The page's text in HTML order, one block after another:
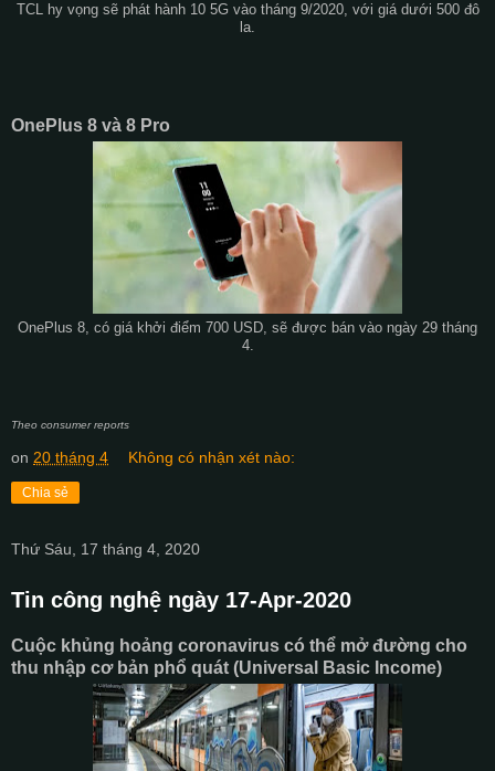
TCL hy vọng sẽ phát hành 10 5G vào tháng 9/2020, với giá dưới 500 đô
la.
OnePlus 8 và 8 Pro
OnePlus 8, có giá khởi điểm 700 USD, sẽ được bán vào ngày 29 tháng
4.
Theo consumer reports
on 20 tháng 4 Không có nhận xét nào:
Chia sẻ
Thứ Sáu, 17 tháng 4, 2020
Tin công nghệ ngày 17-Apr-2020
Cuộc khủng hoảng coronavirus có thể mở đường cho
thu nhập cơ bản phổ quát (Universal Basic Income)